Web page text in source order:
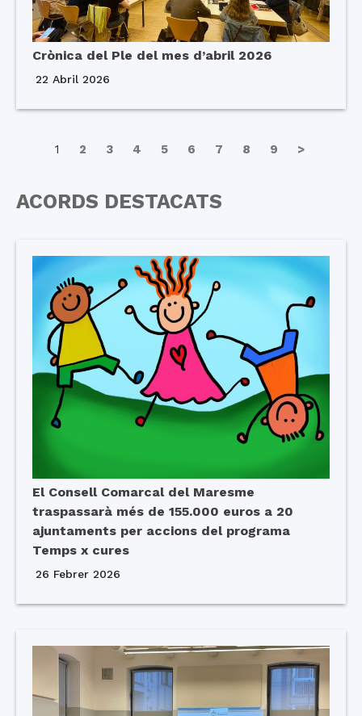
Crònica del Ple del mes d’abril 2026
22 Abril 2026
1 2 3 4 5 6 7 8 9 >
ACORDS DESTACATS
El Consell Comarcal del Maresme
traspassarà més de 155.000 euros a 20
ajuntaments per accions del programa
Temps x cures
26 Febrer 2026